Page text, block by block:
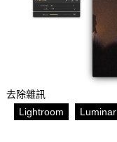
去除雜訊
Lightroom
Luminar